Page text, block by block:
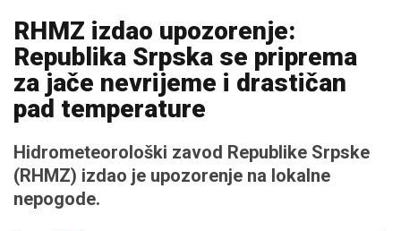
RHMZ izdao upozorenje:
Republika Srpska se priprema
za jače nevrijeme i drastičan
pad temperature
Hidrometeorološki zavod Republike Srpske
(RHMZ) izdao je upozorenje na lokalne
nepogode.